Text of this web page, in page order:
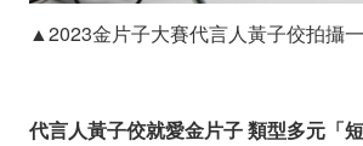
▲2023金片子大賽代言人黃子佼拍攝
代言人黃子佼就愛金片子 類型多元「短